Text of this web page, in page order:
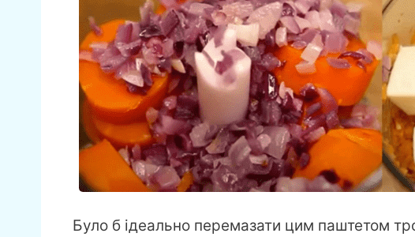
Було б ідеально перемазати цим паштетом